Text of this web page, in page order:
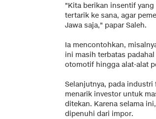
"Kita berikan insentif
tertarik ke sana, agar
Jawa saja," papar Saleh.
Ia mencontohkan,
ini masih terbatas
otomotif hingga alat-alat
Selanjutnya, pada
menarik investor untuk
ditekan. Karena selama
dipenuhi dari impor.